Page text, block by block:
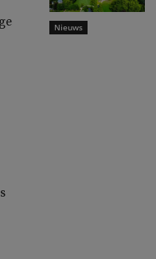
Nieuws